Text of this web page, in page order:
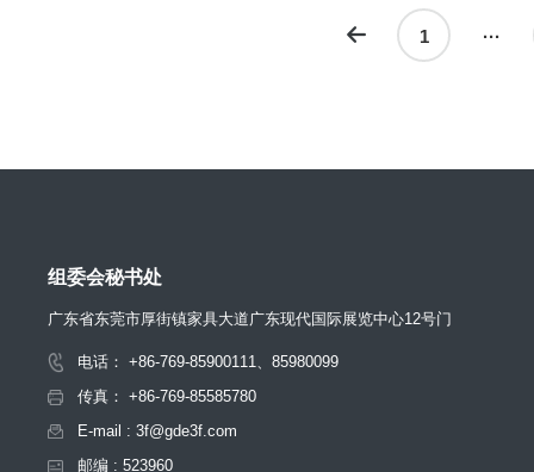
1 ···
组委会秘书处
广东省东莞市厚街镇家具大道广东现代国际展览中心12号门
电话： +86-769-85900111、85980099
传真： +86-769-85585780
E-mail : 3f@gde3f.com
邮编 : 523960